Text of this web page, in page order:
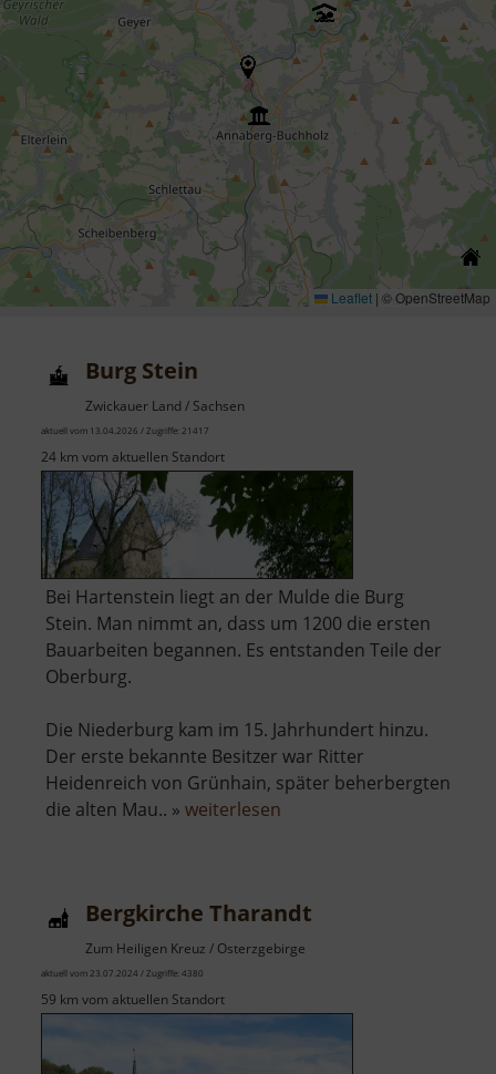
Leaflet | © OpenStreetMap
Burg Stein
Zwickauer Land / Sachsen
aktuell vom 13.04.2026 / Zugriffe: 21417
24 km vom aktuellen Standort
Bei Hartenstein liegt an der Mulde die Burg
Stein. Man nimmt an, dass um 1200 die ersten
Bauarbeiten begannen. Es entstanden Teile der
Oberburg.
Die Niederburg kam im 15. Jahrhundert hinzu.
Der erste bekannte Besitzer war Ritter
Heidenreich von Grünhain, später beherbergten
die alten Mau.. » weiterlesen
Bergkirche Tharandt
Zum Heiligen Kreuz / Osterzgebirge
aktuell vom 23.07.2024 / Zugriffe: 4380
59 km vom aktuellen Standort